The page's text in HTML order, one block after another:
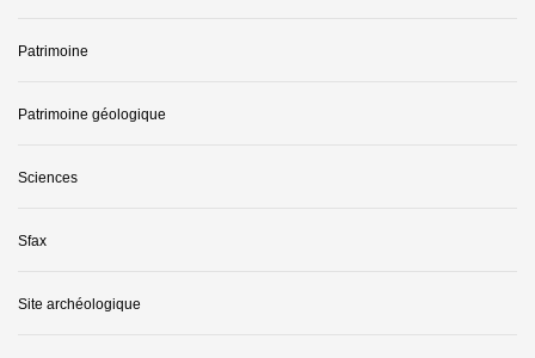
Patrimoine
Patrimoine géologique
Sciences
Sfax
Site archéologique